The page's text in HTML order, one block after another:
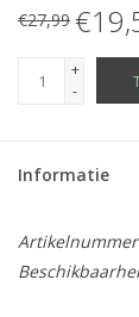
€27,99
+
-
Informatie